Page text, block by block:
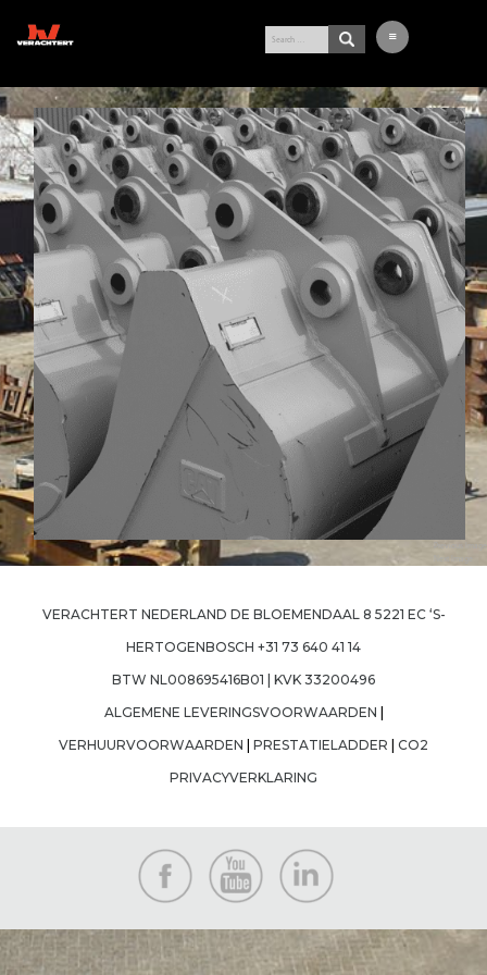
LATEST ARRIVALS
EXCAVATOR
WHEEL LOADER
BUY-IN SERVICE
VERACHTERT
CONTACT
VERACHTERT NEDERLAND DE BLOEMENDAAL 8 5221 EC ‘S-
HERTOGENBOSCH +31 73 640 41 14
BTW NL008695416B01 | KVK 33200496
ALGEMENE LEVERINGSVOORWAARDEN |
VERHUURVOORWAARDEN | PRESTATIELADDER | CO2
PRIVACYVERKLARING